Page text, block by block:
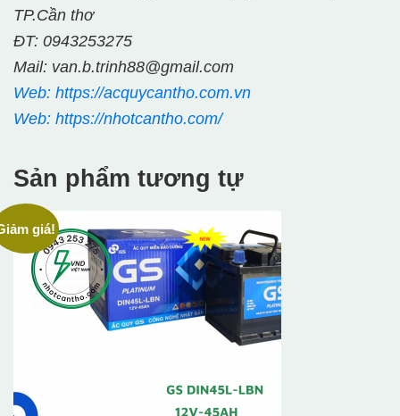
TP.Cần thơ
ĐT: 0943253275
Mail: van.b.trinh88@gmail.com
Web: https://acquycantho.com.vn
Web: https://nhotcantho.com/
Sản phẩm tương tự
giá!